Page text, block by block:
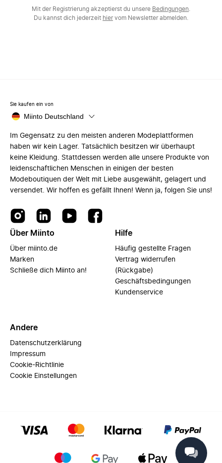
Mit der Registrierung akzeptierst du unsere Bedingungen
Du kannst dich jederzeit hiervom Newsletter abmelden.
Sie kaufen ein von
Miinto Deutschland
Im Gegensatz zu den meisten anderen Modeplattformen
haben wir kein Lager. Tatsächlich besitzen wir überhaupt
keine Kleidung. Stattdessen werden alle unsere Produkte von
leidenschaftlichen Menschen in einigen der besten
Modeboutiquen der Welt mit Liebe ausgewählt, gelagert und
versendet. Wir hoffen es gefällt Ihnen! Wenn ja, folgen Sie uns!
Über Miinto
Über miinto.de
Marken
Schließe dich Miinto an!
Hilfe
Häufig gestellte Fragen
Vertrag widerrufen
(Rückgabe)
Geschäftsbedingungen
Kundenservice
Andere
Datenschutzerklärung
Impressum
Cookie-Richtlinie
Cookie Einstellungen